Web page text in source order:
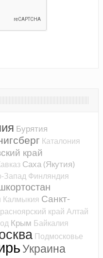
Бурятия
Каталония
край
Саха (Якутия)
Запад Финляндия
Калмыкия Санкт-
край Алтай
Крым Байкалия
Подмосковье
Украина